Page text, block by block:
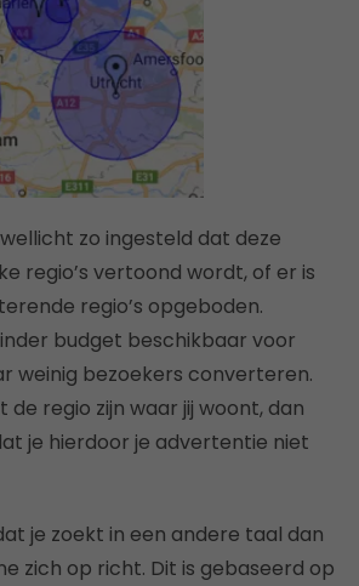
zo ingesteld dat deze
regio’s vertoond wordt, of er is
regio’s opgeboden.
budget beschikbaar voor
weinig bezoekers converteren.
de regio zijn waar jij woont, dan
je hierdoor je advertentie niet
je zoekt in een andere taal dan
zich op richt. Dit is gebaseerd op